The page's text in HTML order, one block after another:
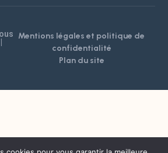
Mentions légales et politique de
confidentialité
Plan du site